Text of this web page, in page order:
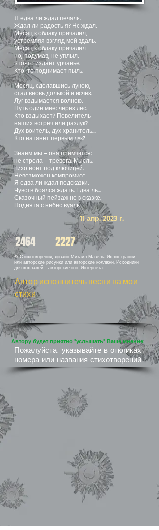
Я едва ли ждал печали.
Ждал ли радость я? Не ждал.
Месяц к облаку причалил,
устремляя взгляд мой вдаль.
Месяц к облаку причалил
но, подумав, не уплыл.
Кто-то издаёт урчанье.
Кто-то поднимает пыль.
Месяц, сделавшись луною,
стал вновь долькой и исчез.
Луг вздымается волною.
Путь один мне: через лес.
Кто вздыхает? Повелитель
наших встреч или разлук?
Дух воитель, дух хранитель…
Кто натянет первым лук?
Знаем мы – она примчится:
не стрела – тревога. Мысль.
Тихо ноет под ключицей.
Невозможен компромисс.
Я едва ли ждал подсказки.
Чувств боялся ждать. Едва ль…
Сказочный пейзаж не в сказке.
Поднята с небес вуаль.
11 апр. 2023 г.
2464 2227
© Стихотворения, дизайн Михаил Мазель. Иллюстрации
или авторские рисунки или авторские коллажи. Исходники
для коллажей - авторские и из Интернета.
Автор исполнитель песни на мои
стихи
Автору будет приятно "услышать" Ваше мнение:
Пожалуйста, указывайте в откликах
номера или названия стихотворений